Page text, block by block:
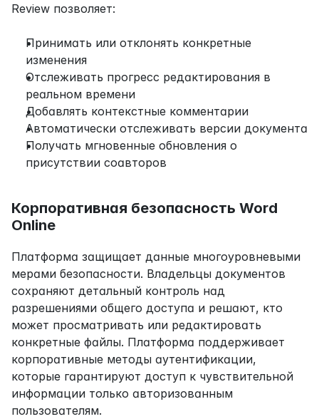
Review позволяет:
Принимать или отклонять конкретные
изменения
Отслеживать прогресс редактирования в
реальном времени
Добавлять контекстные комментарии
Автоматически отслеживать версии документа
Получать мгновенные обновления о
присутствии соавторов
Корпоративная безопасность Word
Online
Платформа защищает данные многоуровневыми
мерами безопасности. Владельцы документов
сохраняют детальный контроль над
разрешениями общего доступа и решают, кто
может просматривать или редактировать
конкретные файлы. Платформа поддерживает
корпоративные методы аутентификации,
которые гарантируют доступ к чувствительной
информации только авторизованным
пользователям.